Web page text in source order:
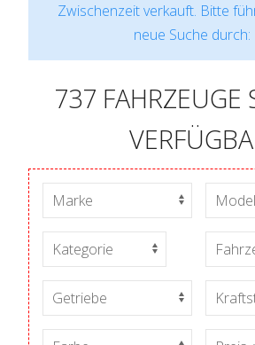
Zwischenzeit verkauft. Bitte
neue Suche durch:
737 FAHRZEUGE